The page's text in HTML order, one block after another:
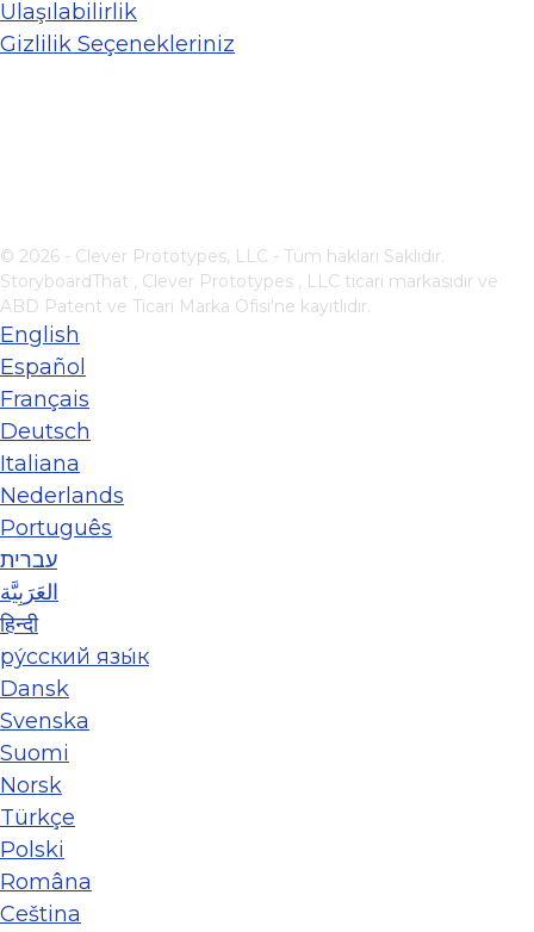
Ulaşılabilirlik
Gizlilik Seçenekleriniz
© 2026 - Clever Prototypes, LLC - Tüm hakları Saklıdır.
StoryboardThat , Clever Prototypes , LLC ticari markasıdır ve
ABD Patent ve Ticari Marka Ofisi'ne kayıtlıdır.
English
Español
Français
Deutsch
Italiana
Nederlands
Português
עברית
العَرَبِيَّة
हिन्दी
ру́сский язы́к
Dansk
Svenska
Suomi
Norsk
Türkçe
Polski
Româna
Ceština